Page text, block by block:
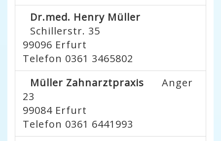
Dr.med. Henry Müller
Schillerstr. 35
99096 Erfurt
Telefon 0361 3465802
Müller Zahnarztpraxis
Anger
23
99084 Erfurt
Telefon 0361 6441993